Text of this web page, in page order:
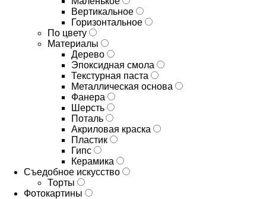
Вертикальное
Горизонтальное
По цвету
Материалы
Дерево
Эпоксидная смола
Текстурная паста
Металлическая основа
Фанера
Шерсть
Поталь
Акриловая краска
Пластик
Гипс
Керамика
Съедобное искусство
Торты
Фотокартины